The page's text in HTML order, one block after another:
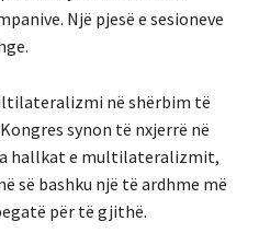
Një pjesë e sesioneve
në shërbim të
synon të nxjerrë në
hallkat e multilateralizmit,
së bashku një të ardhme më
për të gjithë.